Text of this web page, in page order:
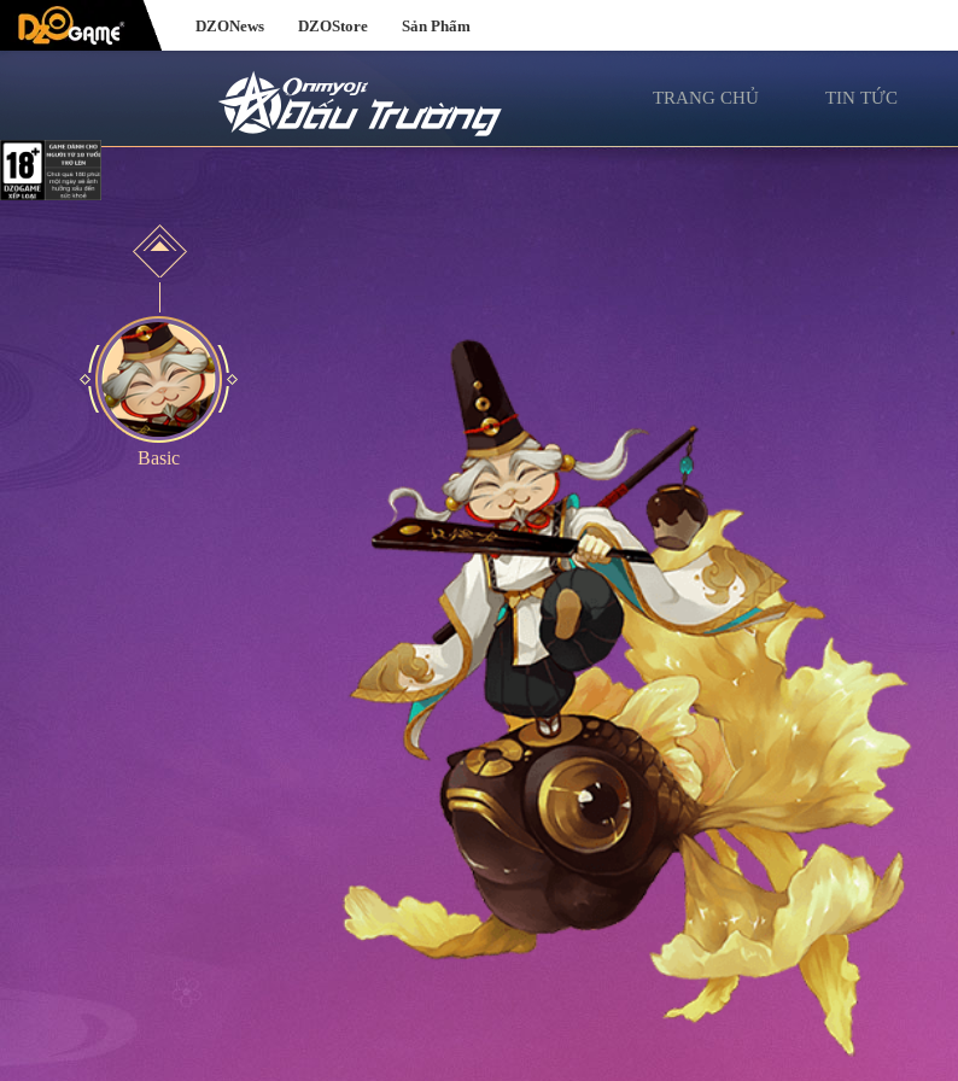
DZONews DZOStore Sản Phẩm
TRANG CHỦ TIN TỨC
Basic